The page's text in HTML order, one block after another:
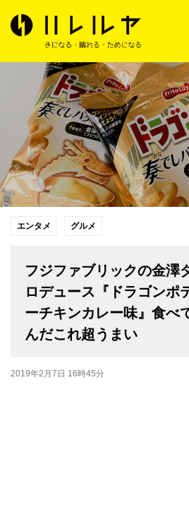
エンタメ グルメ
フジファブリックの金澤
ロデュース『ドラゴンポ
ーチキンカレー味』食べ
んだこれ超うまい
2019年2月7日 16時45分